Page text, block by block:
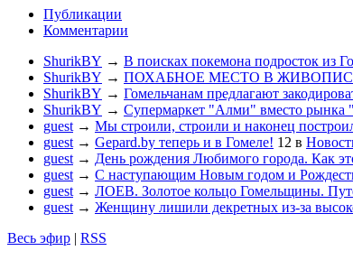
Публикации
Комментарии
ShurikBY → В поисках покемона подросток из
ShurikBY → ПОХАБНОЕ МЕСТО В
ShurikBY → Гомельчанам предлагают
ShurikBY → Супермаркет "Алми" вместо рынка
guest → Мы строили, строили и наконец
guest → Gepard.by теперь и в Гомеле! 12 в
guest → День рождения Любимого города. Как
guest → С наступающим Новым годом и
guest → ЛОЕВ. Золотое кольцо Гомельщины.
guest → Женщину лишили декретных из-за
Весь эфир | RSS